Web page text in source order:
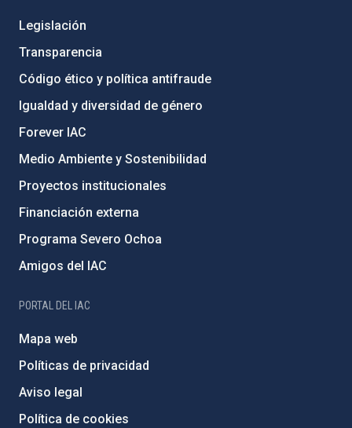
Legislación
Transparencia
Código ético y política antifraude
Igualdad y diversidad de género
Forever IAC
Medio Ambiente y Sostenibilidad
Proyectos institucionales
Financiación externa
Programa Severo Ochoa
Amigos del IAC
PORTAL DEL IAC
Mapa web
Políticas de privacidad
Aviso legal
Política de cookies